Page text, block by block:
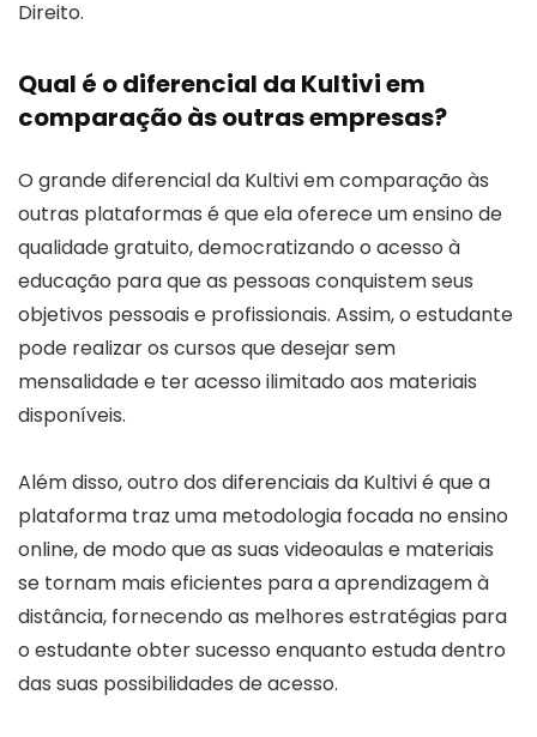
Direito.
Qual é o diferencial da Kultivi em
comparação às outras empresas?
O grande diferencial da Kultivi em comparação às
outras plataformas é que ela oferece um ensino de
qualidade gratuito, democratizando o acesso à
educação para que as pessoas conquistem seus
objetivos pessoais e profissionais. Assim, o estudante
pode realizar os cursos que desejar sem
mensalidade e ter acesso ilimitado aos materiais
disponíveis.
Além disso, outro dos diferenciais da Kultivi é que a
plataforma traz uma metodologia focada no ensino
online, de modo que as suas videoaulas e materiais
se tornam mais eficientes para a aprendizagem à
distância, fornecendo as melhores estratégias para
o estudante obter sucesso enquanto estuda dentro
das suas possibilidades de acesso.